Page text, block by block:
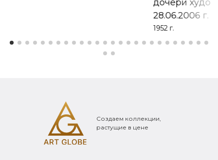
дочери
28.06.2006 г.
1952 г.
Создаем коллекции,
растущие в цене